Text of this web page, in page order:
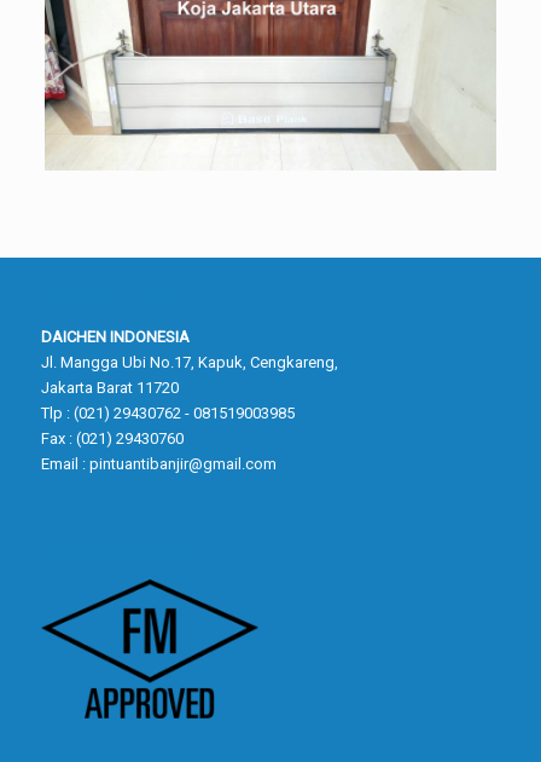
DAICHEN INDONESIA
Jl. Mangga Ubi No.17, Kapuk, Cengkareng,
Jakarta Barat 11720
Tlp : (021) 29430762 - 081519003985
Fax : (021) 29430760
Email : pintuantibanjir@gmail.com